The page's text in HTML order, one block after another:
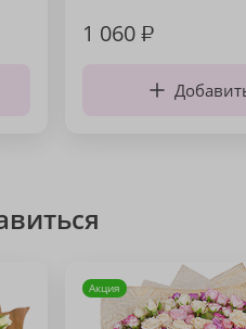
1 060₽
Акция